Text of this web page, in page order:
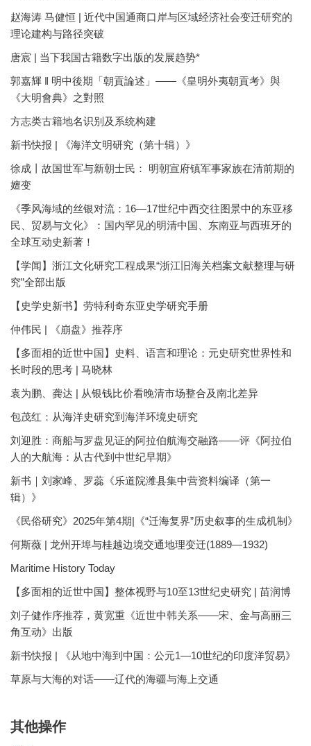
赵海涛 马健恒 | 近代中国通商口岸与区域经济社会变迁研究的
理论建构与路径突破
唐宸 | 当下我国古籍数字出版的发展趋势*
郭嘉輝 ‖ 明中後期「朝貢論述」——《皇明外夷朝貢考》與
《大明會典》之對照
方志类古籍地名识别及系统构建
新书快报 | 《海洋文明研究（第十辑）》
徐成丨故国世军与新朝士民： 明朝宣府镇军事家族在清前期的
嬗变
《季风海域的丝银对流：16—17世纪中西交往图景中的东亚移
民、贸易与文化》：国内罕见的明清中国、东南亚与西班牙的
全球互动史新著！
【学闻】浙江文化研究工程成果“浙江旧海关档案文献整理与研
究”全部出版
【史学史新书】劳特利奇东亚史学研究手册
仲伟民 | 《崩盘》推荐序
【多面相的近世中国】史料、语言和理论：元史研究世界性和
长时段的思考 | 马晓林
袁为鹏、龚达 | 从银钱比价看晚清市场整合及南北差异
包茂红：从海洋史研究到海洋环境史研究
刘迎胜：商船与罗盘见证的阿拉伯航海交融路——评《阿拉伯
人的大航海：从古代到中世纪早期》
新书｜刘家峰、罗蕊《乐道院潍县集中营资料编译（第一
辑）》
《民俗研究》2025年第4期|《“迁海复界”历史叙事的生成机制》
何斯薇 | 龙州开埠与桂越边境交通地理变迁(1889—1932)
Maritime History Today
【多面相的近世中国】整体视野与10至13世纪史研究 | 苗润博
刘子健作序推荐，黄宽重《近世中韩关系——宋、金与高丽三
角互动》出版
新书快报 | 《从地中海到中国：公元1—10世纪的印度洋贸易》
草原与大海的对话——辽代的海疆与海上交通
其他操作